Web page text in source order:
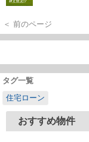
＜ 前のページ
タグ一覧
住宅ローン
おすすめ物件